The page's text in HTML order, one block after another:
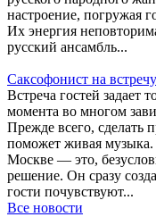
настроение, погружая
Их энергия
русский ансамбль...
Саксофонист на
Встреча гостей задает
момента во многом
Прежде всего, сделать
поможет живая музыка.
Москве — это,
решение. Он сразу
гости почувствуют...
Все новости